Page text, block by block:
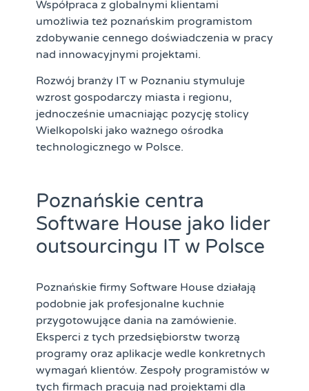
Współpraca z globalnymi klientami
umożliwia też poznańskim programistom
zdobywanie cennego doświadczenia w pracy
nad innowacyjnymi projektami.
Rozwój branży IT w Poznaniu stymuluje
wzrost gospodarczy miasta i regionu,
jednocześnie umacniając pozycję stolicy
Wielkopolski jako ważnego ośrodka
technologicznego w Polsce.
Poznańskie centra
Software House jako lider
outsourcingu IT w Polsce
Poznańskie firmy Software House działają
podobnie jak profesjonalne kuchnie
przygotowujące dania na zamówienie.
Eksperci z tych przedsiębiorstw tworzą
programy oraz aplikacje wedle konkretnych
wymagań klientów. Zespoły programistów w
tych firmach pracują nad projektami dla